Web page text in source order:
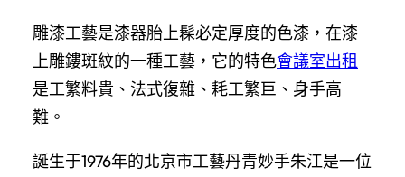
雕漆工藝是漆器胎上髹必定厚度的色漆，在漆
上雕鏤斑紋的一種工藝，它的特色會議室出租
是工繁料貴、法式復雜、耗工繁巨、身手高
難。
誕生于1976年的北京市工藝丹青妙手朱江是一位